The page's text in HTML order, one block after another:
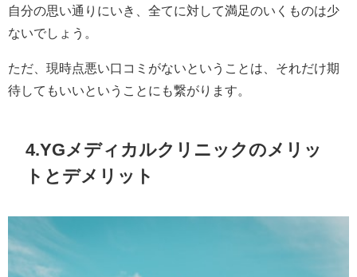
自分の思い通りにいき、全てに対して満足のいくものは少
ないでしょう。
ただ、現時点悪い口コミがないということは、それだけ期
待してもいいということにも繋がります。
4.YGメディカルクリニックのメリッ
トとデメリット